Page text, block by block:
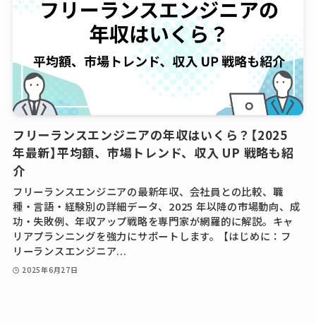
フリーランスエンジニアの年収はいくら？【2025
年最新】平均額、市場トレンド、収入 UP 戦略も紹
介
フリーランスエンジニアの最新年収、会社員との比較、職
種・言語・経験別の詳細データ、2025 年以降の市場動向、成
功・失敗例、年収アップ戦略を専門家が網羅的に解説。キャ
リアプランニングを強力にサポートします。 【はじめに：フ
リーランスエンジニア...
2025年6月27日